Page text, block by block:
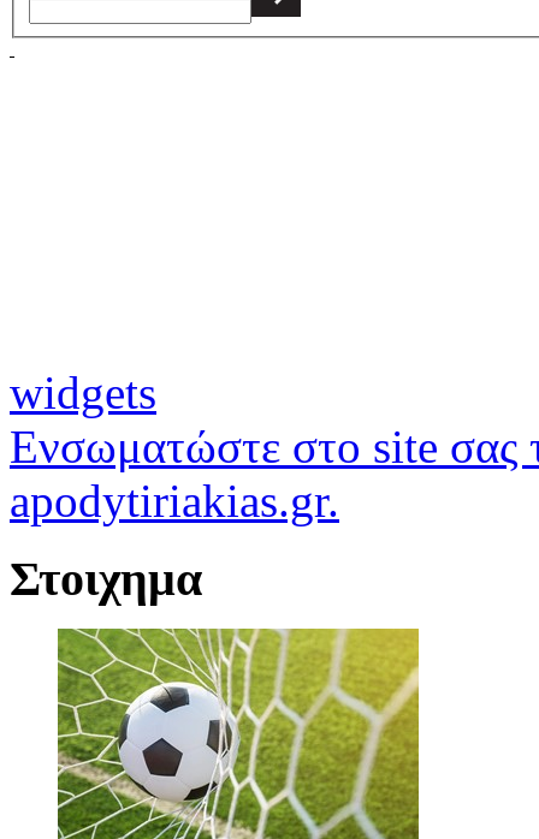
widgets
Ενσωματώστε στο site σας
apodytiriakias.gr.
Στοιχημα